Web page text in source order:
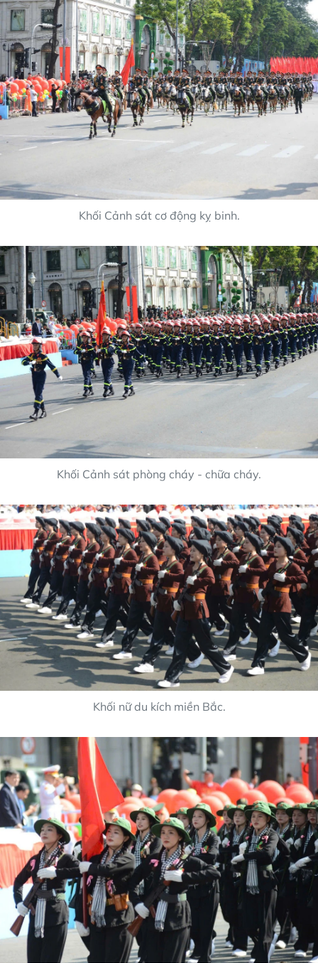
Khối Cảnh sát cơ động kỵ binh.
Khối Cảnh sát phòng cháy - chữa cháy.
Khối nữ du kích miền Bắc.